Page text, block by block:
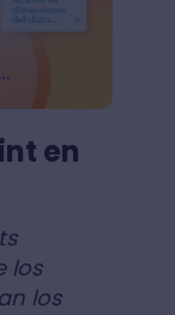
en
los
los